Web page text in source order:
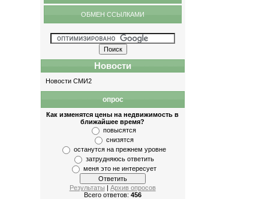
ОБМЕН ССЫЛКАМИ
Новости
Новости СМИ2
опрос
Как изменятся цены на недвижимость в
ближайшее время?
повысятся
снизятся
останутся на прежнем уровне
затрудняюсь ответить
меня это не интересует
Результаты | Архив опросов
Всего ответов: 456